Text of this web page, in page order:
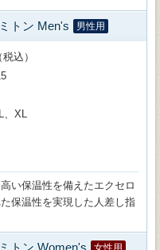
トン Men's 男性用
込）
、XL
い保温性を備えたエクセロ
保温性を実現した人差し指
トン Women's 女性用